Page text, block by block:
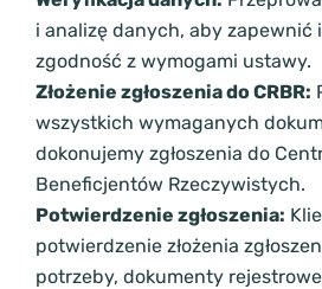
i analizę danych, aby zapewnić
zgodność z wymogami ustawy.
Złożenie zgłoszenia do CRBR:
wszystkich wymaganych
dokonujemy zgłoszenia do
Beneficjentów Rzeczywistych.
Potwierdzenie zgłoszenia:
potwierdzenie złożenia
potrzeby, dokumenty